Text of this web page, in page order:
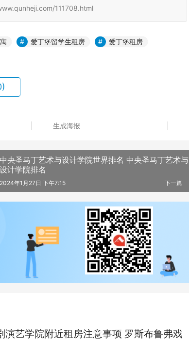
111708.html
爱丁堡留学生租房
爱丁堡租房
生成海报
中央圣马丁艺术与设计学院世界排名 中央圣马丁艺术与
设计学院排名
下一篇
2024年1月27日 下午7:15
演艺学院附近租房注意事项 罗斯布鲁弗戏